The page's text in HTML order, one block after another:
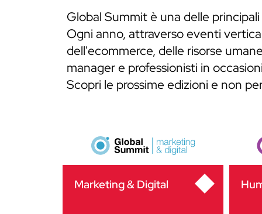
Global Summit è una delle
Ogni anno, attraverso eventi
dell'ecommerce, delle risorse
manager e professionisti in
Scopri le prossime edizioni e non
Marketing & Digital